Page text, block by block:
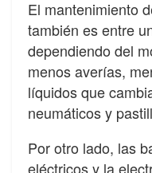
El mantenimiento
también es entre
dependiendo del
menos averías,
líquidos que
neumáticos y
Por otro lado, las
eléctricos y la